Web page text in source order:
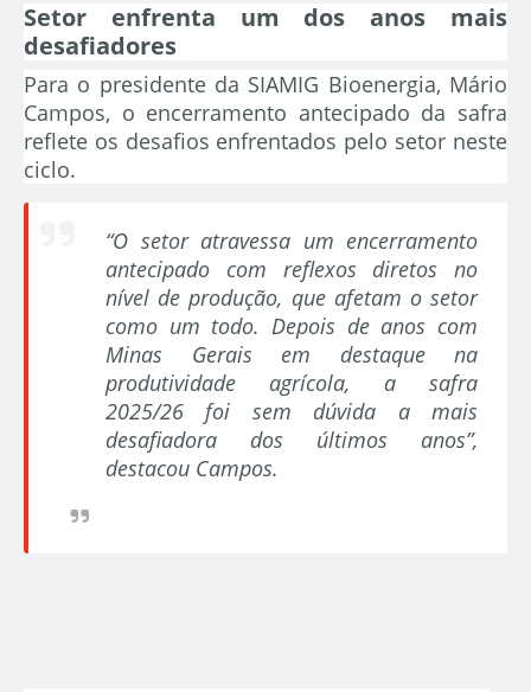
Setor enfrenta um dos anos mais
desafiadores
Para o presidente da SIAMIG Bioenergia, Mário
Campos, o encerramento antecipado da safra
reflete os desafios enfrentados pelo setor neste
ciclo.
“O setor atravessa um encerramento
antecipado com reflexos diretos no
nível de produção, que afetam o setor
como um todo. Depois de anos com
Minas Gerais em destaque na
produtividade agrícola, a safra
2025/26 foi sem dúvida a mais
desafiadora dos últimos anos”,
destacou Campos.